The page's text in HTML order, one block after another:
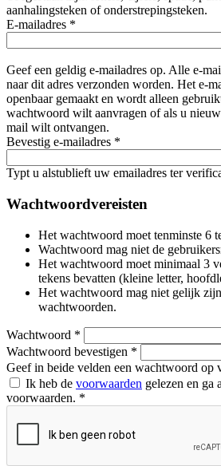
aanhalingsteken of onderstrepingsteken.
E-mailadres *
Geef een geldig e-mailadres op. Alle e-
naar dit adres verzonden worden. Het e-
openbaar gemaakt en wordt alleen
wachtwoord wilt aanvragen of als u
mail wilt ontvangen.
Bevestig e-mailadres *
Typt u alstublieft uw emailadres ter
Wachtwoordvereisten
Het wachtwoord moet tenminste 6
Wachtwoord mag niet de
Het wachtwoord moet minimaal 3
tekens bevatten (kleine letter,
Het wachtwoord mag niet gelijk
wachtwoorden.
Wachtwoord *
Wachtwoord bevestigen *
Geef in beide velden een wachtwoord op
Ik heb de voorwaarden gelezen en ga
voorwaarden. *